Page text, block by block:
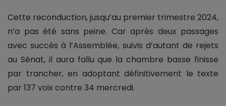
Cette reconduction, jusqu’au premier trimestre 2024,
n’a pas été sans peine. Car après deux passages
avec succès à l’Assemblée, suivis d’autant de rejets
au Sénat, il aura fallu que la chambre basse finisse
par trancher, en adoptant définitivement le texte
par 137 voix contre 34 mercredi.